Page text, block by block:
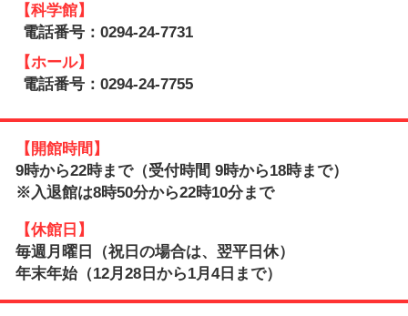
【科学館】
電話番号：0294-24-7731
【ホール】
電話番号：0294-24-7755
【開館時間】
9時から22時まで（受付時間 9時から18時まで）
※入退館は8時50分から22時10分まで
【休館日】
毎週月曜日（祝日の場合は、翌平日休）
年末年始（12月28日から1月4日まで）